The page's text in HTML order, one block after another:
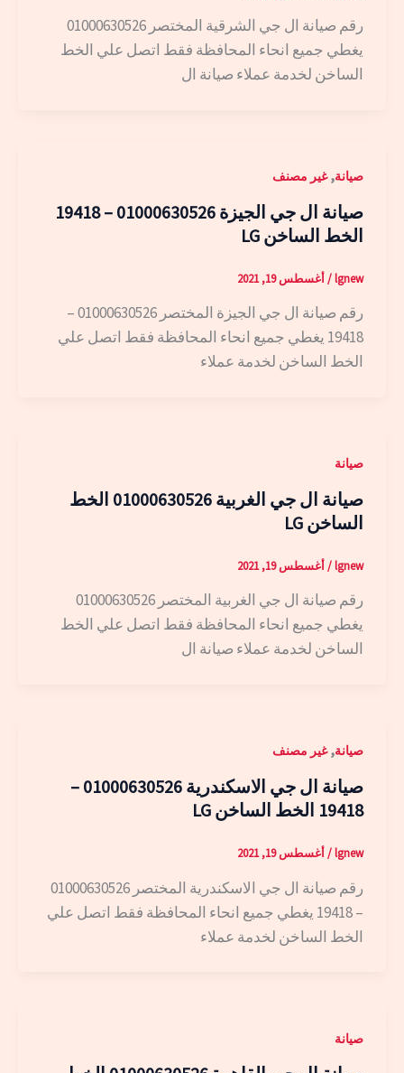
رقم صيانة ال جي الشرقية المختصر 01000630526
يغطي جميع انحاء المحافظة فقط اتصل علي الخط
الساخن لخدمة عملاء صيانة ال
صيانة,غير مصنف
صيانة ال جي الجيزة 01000630526 – 19418
الخط الساخن LG
lgnew
/أغسطس 19, 2021
رقم صيانة ال جي الجيزة المختصر 01000630526 –
19418 يغطي جميع انحاء المحافظة فقط اتصل علي
الخط الساخن لخدمة عملاء
صيانة
صيانة ال جي الغربية 01000630526 الخط
الساخن LG
lgnew
/أغسطس 19, 2021
رقم صيانة ال جي الغربية المختصر 01000630526
يغطي جميع انحاء المحافظة فقط اتصل علي الخط
الساخن لخدمة عملاء صيانة ال
صيانة,غير مصنف
صيانة ال جي الاسكندرية 01000630526 –
19418 الخط الساخن LG
lgnew
/أغسطس 19, 2021
رقم صيانة ال جي الاسكندرية المختصر 01000630526
– 19418 يغطي جميع انحاء المحافظة فقط اتصل علي
الخط الساخن لخدمة عملاء
صيانة